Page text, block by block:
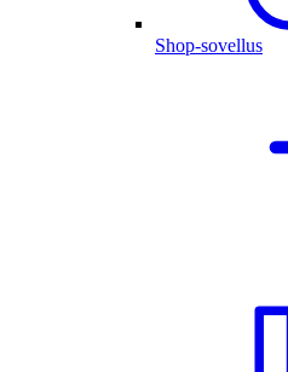
Shop-sovellus